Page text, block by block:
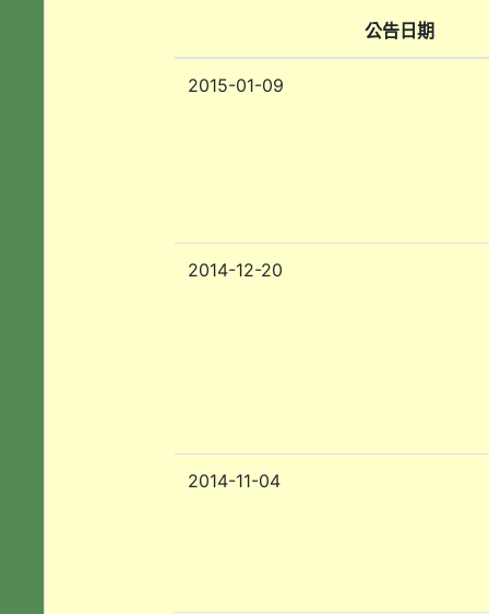
公告日期
2015-01-09
2014-12-20
2014-11-04